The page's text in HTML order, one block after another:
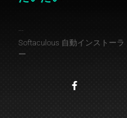
...
Softaculous 自動インストーラ
ー